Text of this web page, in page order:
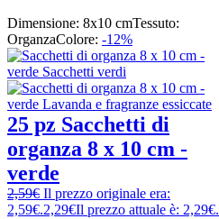
Dimensione: 8x10 cmTessuto:
OrganzaColore: -12%
25 pz Sacchetti di
organza 8 x 10 cm -
verde
2,59€ Il prezzo originale era:
2,59€.2,29€Il prezzo attuale è: 2,29€.